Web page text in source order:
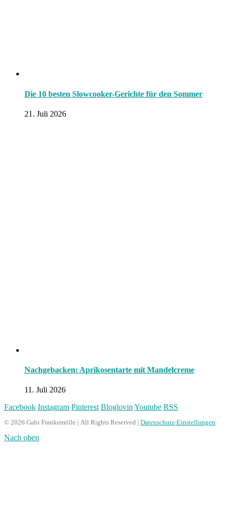
Die 10 besten Slowcooker-Gerichte für den Sommer
21. Juli 2026
Nachgebacken: Aprikosentarte mit Mandelcreme
11. Juli 2026
Facebook Instagram Pinterest BloglovinYoutube RSS
© 2026 Gabi Frankemölle | All Rights Reserved | Datenschutz-Einstellungen
Nach oben